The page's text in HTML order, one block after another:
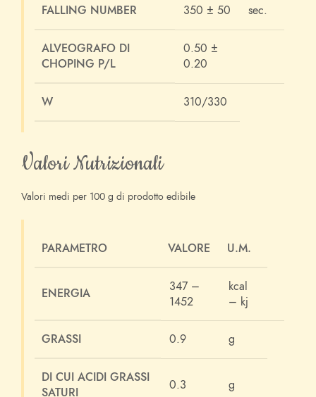
FALLING NUMBER 350 ± 50 sec.
ALVEOGRAFO DI
CHOPING P/L
0.50 ±
0.20
W 310/330
Valori Nutrizionali
Valori medi per 100 g di prodotto edibile
PARAMETRO VALORE U.M.
ENERGIA
347 –
1452
kcal
– kj
GRASSI 0.9 g
DI CUI ACIDI GRASSI
SATURI
0.3 g